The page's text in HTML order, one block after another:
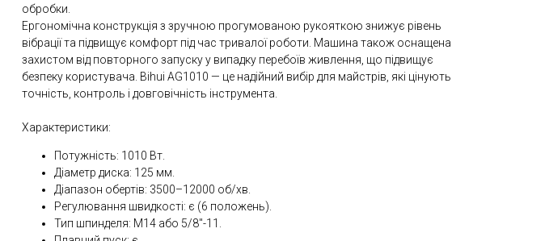
обробки.
Ергономічна конструкція з зручною прогумованою рукояткою знижує рівень
вібрації та підвищує комфорт під час тривалої роботи. Машина також оснащена
захистом від повторного запуску у випадку перебоїв живлення, що підвищує
безпеку користувача. Bihui AG1010 — це надійний вибір для майстрів, які цінують
точність, контроль і довговічність інструмента.
Характеристики:
Потужність: 1010 Вт.
Діаметр диска: 125 мм.
Діапазон обертів: 3500–12000 об/хв.
Регулювання швидкості: є (6 положень).
Тип шпинделя: М14 або 5/8"-11.